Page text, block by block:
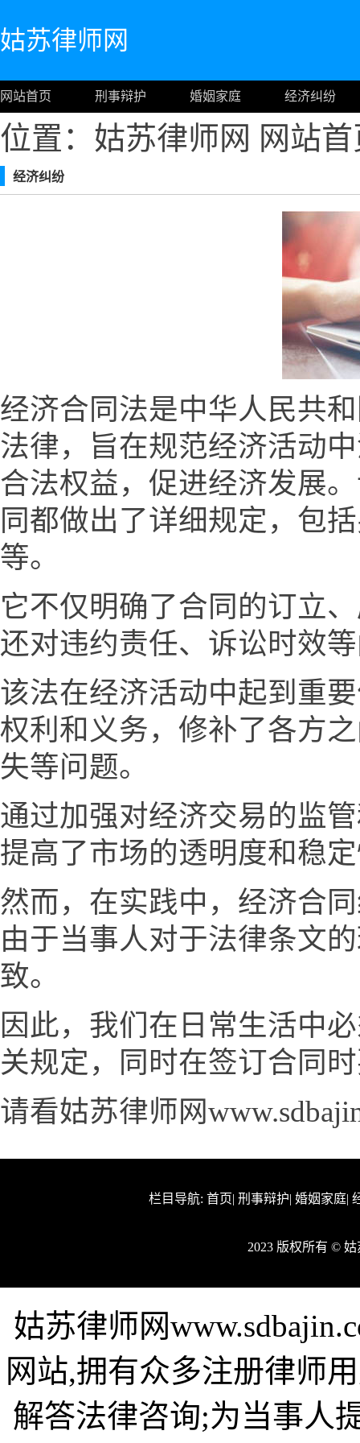
姑苏律师网
网站首页 刑事辩护 婚姻家庭 经济纠纷
位置：姑苏律师网 网站
经济纠纷
经济合同法是中华人民共
法律，旨在规范经济活动
合法权益，促进经济发展
同都做出了详细规定，包
等。
它不仅明确了合同的订立
还对违约责任、诉讼时效
该法在经济活动中起到重
权利和义务，修补了各方
失等问题。
通过加强对经济交易的监
提高了市场的透明度和稳
然而，在实践中，经济合
由于当事人对于法律条文
致。
因此，我们在日常生活中
关规定，同时在签订合同
请看姑苏律师网
栏目导航:首页|刑事辩护|婚姻家庭|
2023 版权所有 ©
姑苏律师网
网站,拥有众多注册律师
解答法律咨询;为当事人